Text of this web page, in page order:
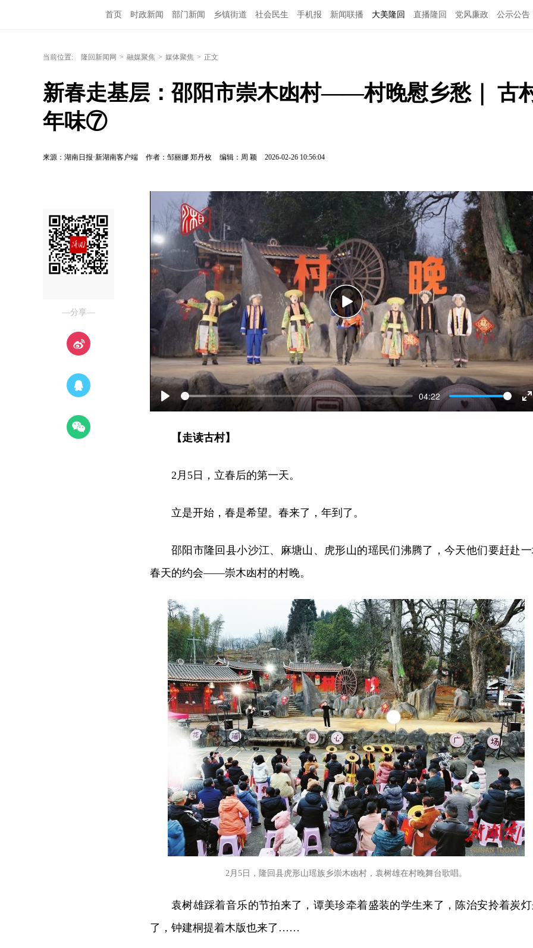
首页 时政新闻 部门新闻 乡镇街道 社会民生 手机报 新闻联播 大美隆回 直播隆回 党风廉政 公示公告
当前位置: 隆回新闻网 > 融媒聚焦 > 媒体聚焦 > 正文
新春走基层：邵阳市崇木凼村——村晚慰乡愁｜ 古
年味⑦
来源：湖南日报·新湖南客户端 作者：邹丽娜 郑丹枚 编辑：周 颖 2026-02-26 10:56:04
—分享—
Play
04:22
Play
【走读古村】
2月5日，立春后的第一天。
立是开始，春是希望。春来了，年到了。
邵阳市隆回县小沙江、麻塘山、虎形山的瑶民们沸腾了，今天他们要赶赴
春天的约会——崇木凼村的村晚。
2月5日，隆回县虎形山瑶族乡崇木凼村，袁树雄在村晚舞台歌唱。
袁树雄踩着音乐的节拍来了，谭美珍牵着盛装的学生来了，陈治安拎着炭
了，钟建桐提着木版也来了……